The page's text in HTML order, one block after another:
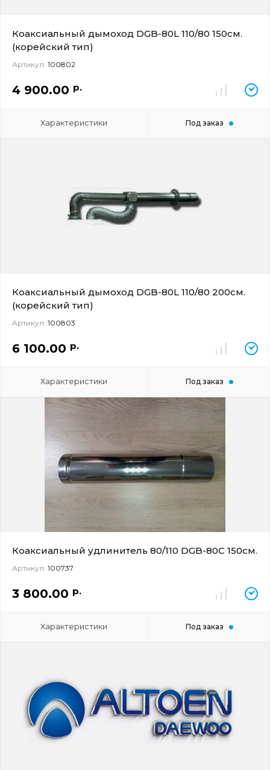
Коаксиальный дымоход DGB-80L 110/80 150см.
(корейский тип)
Артикул: 100802
4 900.00 р.
Характеристики Под заказ
Коаксиальный дымоход DGB-80L 110/80 200см.
(корейский тип)
Артикул: 100803
6 100.00 р.
Характеристики Под заказ
Коаксиальный удлинитель 80/110 DGB-80C 150см.
Артикул: 100737
3 800.00 р.
Характеристики Под заказ